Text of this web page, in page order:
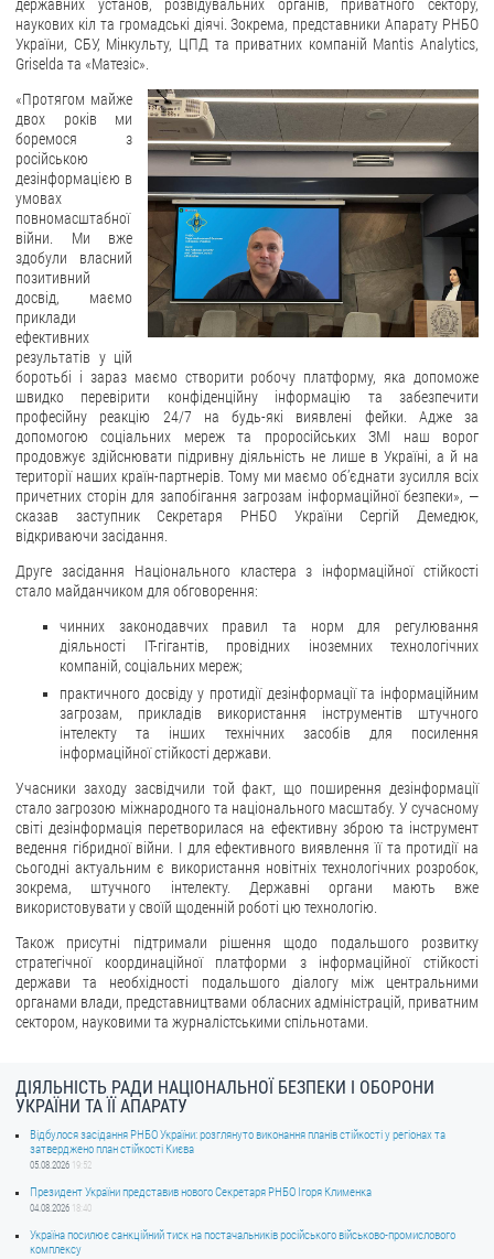
державних установ, розвідувальних органів, приватного сектору,
наукових кіл та громадські діячі. Зокрема, представники Апарату РНБО
України, СБУ, Мінкульту, ЦПД та приватних компаній Mantis Analytics,
Griselda та «Матезіс».
«Протягом майже
двох років ми
боремося з
російською
дезінформацією в
умовах
повномасштабної
війни. Ми вже
здобули власний
позитивний
досвід, маємо
приклади
ефективних
результатів у цій
боротьбі і зараз маємо створити робочу платформу, яка допоможе
швидко перевірити конфіденційну інформацію та забезпечити
професійну реакцію 24/7 на будь-які виявлені фейки. Адже за
допомогою соціальних мереж та проросійських ЗМІ наш ворог
продовжує здійснювати підривну діяльність не лише в Україні, а й на
території наших країн-партнерів. Тому ми маємо об’єднати зусилля всіх
причетних сторін для запобігання загрозам інформаційної безпеки», —
сказав заступник Секретаря РНБО України Сергій Демедюк,
відкриваючи засідання.
Друге засідання Національного кластера з інформаційної стійкості
стало майданчиком для обговорення:
чинних законодавчих правил та норм для регулювання
діяльності ІТ-гігантів, провідних іноземних технологічних
компаній, соціальних мереж;
практичного досвіду у протидії дезінформації та інформаційним
загрозам, прикладів використання інструментів штучного
інтелекту та інших технічних засобів для посилення
інформаційної стійкості держави.
Учасники заходу засвідчили той факт, що поширення дезінформації
стало загрозою міжнародного та національного масштабу. У сучасному
світі дезінформація перетворилася на ефективну зброю та інструмент
ведення гібридної війни. І для ефективного виявлення її та протидії на
сьогодні актуальним є використання новітніх технологічних розробок,
зокрема, штучного інтелекту. Державні органи мають вже
використовувати у своїй щоденній роботі цю технологію.
Також присутні підтримали рішення щодо подальшого розвитку
стратегічної координаційної платформи з інформаційної стійкості
держави та необхідності подальшого діалогу між центральними
органами влади, представництвами обласних адміністрацій, приватним
сектором, науковими та журналістськими спільнотами.
ДІЯЛЬНІСТЬ РАДИ НАЦІОНАЛЬНОЇ БЕЗПЕКИ І ОБОРОНИ
УКРАЇНИ ТА ЇЇ АПАРАТУ
Відбулося засідання РНБО України: розглянуто виконання планів стійкості у регіонах та
затверджено план стійкості Києва
05.08.2026 19:52
Президент України представив нового Секретаря РНБО Ігоря Клименка
04.08.2026 18:40
Україна посилює санкційний тиск на постачальників російського військово-промислового
комплексу